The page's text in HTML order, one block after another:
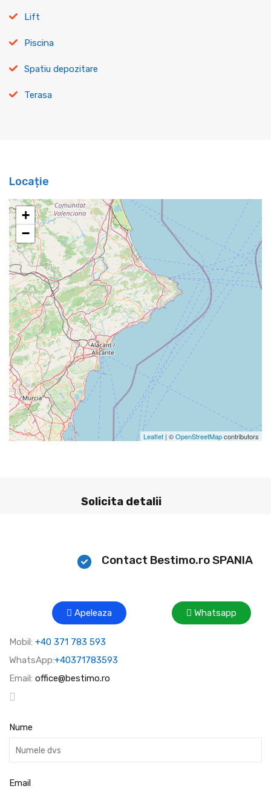
Lift
Piscina
Spatiu depozitare
Terasa
Locație
+
−
Leaflet | ©OpenStreetMapcontributors
Solicita detalii
Contact Bestimo.ro SPANIA
Apeleaza Whatsapp
Mobil: +40 371 783 593
WhatsApp:+40371783593
Email: office@bestimo.ro
Nume
Email